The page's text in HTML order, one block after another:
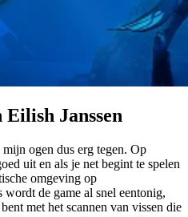
Janssen
ogen dus erg tegen. Op
uit en als je net begint te spelen
omgeving op
de game al snel eentonig,
met het scannen van vissen die